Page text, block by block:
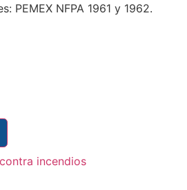
PEMEX NFPA 1961 y 1962.
incendios